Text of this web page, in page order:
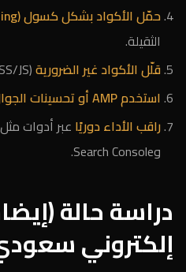
حمّل الأكواد بشكل كسول (Lazy Loading)
الثقيلة.
قلّل الأكواد غير الضرورية(CSS/JS).
استخدم AMP أو تحسينات الجوال
راقب الأداء دوريًا
وSearch Console.
دراسة حالة
إلكتروني